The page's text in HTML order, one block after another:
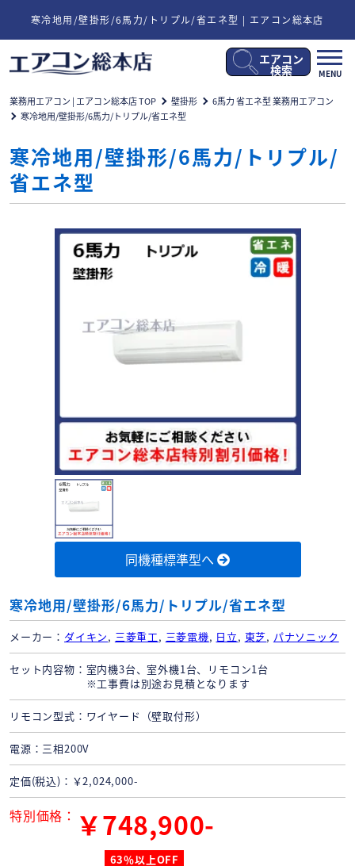
寒冷地用/壁掛形/6馬力/トリプル/省エネ型 | エアコン総本店
メ
ニ
ー
MENU
エアコン
検索
業務用エアコン | エアコン総本店 TOP 壁掛形
6馬力 省エネ型 業務用エアコン
寒冷地用/壁掛形/6馬力/トリプル/省エネ型
寒冷地用/壁掛形/6馬力/トリプル/
省エネ型
寒冷地用/壁掛形/6馬力/トリプル/省エネ型
メーカー ダイキン, 三菱重工, 三菱電機, 日立, 東芝, パナソニック
セット内容物
室内機3台、室外機1台、リモコン1台
※工事費は別途お見積となります
リモコン型式 ワイヤード（壁取付形）
電源 三相200V
定価(税込) ￥2,024,000-
特別価格 ￥748,900-
63％以上OFF
同機種標準型へ